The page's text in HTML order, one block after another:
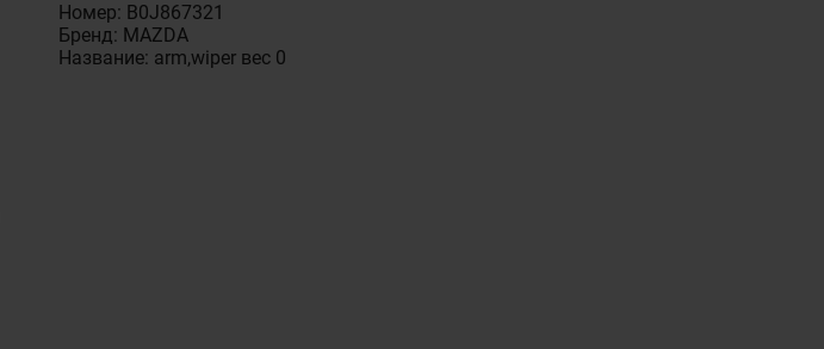
Номер: B0J867321
Бренд: MAZDA
Название: arm,wiper вес 0